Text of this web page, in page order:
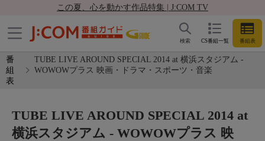
この夏、心を動かす作品特集 | J:COM TV
CS番組一覧 番組表
検索
番
組
表
TUBE LIVE AROUND SPECIAL 2014 at 横浜スタジアム -
WOWOWプラス 映画・ドラマ・スポーツ・音楽
TUBE LIVE AROUND SPECIAL 2014 at
横浜スタジアム - WOWOWプラス 映